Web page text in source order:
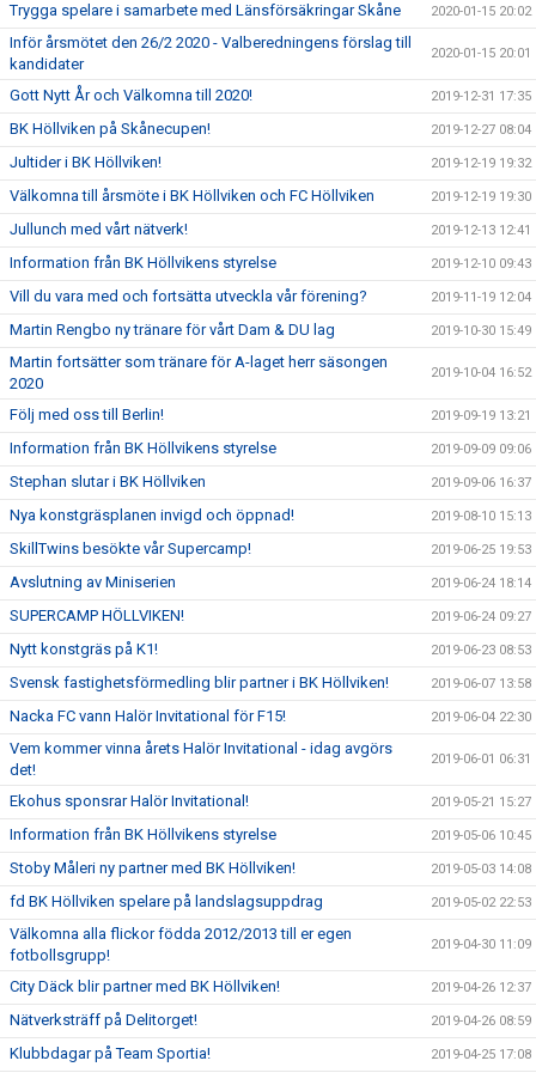
Trygga spelare i samarbete med Länsförsäkringar Skåne 2020-01-15 20:02
Inför årsmötet den 26/2 2020 - Valberedningens förslag till
kandidater
2020-01-15 20:01
Gott Nytt År och Välkomna till 2020! 2019-12-31 17:35
BK Höllviken på Skånecupen! 2019-12-27 08:04
Jultider i BK Höllviken! 2019-12-19 19:32
Välkomna till årsmöte i BK Höllviken och FC Höllviken 2019-12-19 19:30
Jullunch med vårt nätverk! 2019-12-13 12:41
Information från BK Höllvikens styrelse 2019-12-10 09:43
Vill du vara med och fortsätta utveckla vår förening? 2019-11-19 12:04
Martin Rengbo ny tränare för vårt Dam & DU lag 2019-10-30 15:49
Martin fortsätter som tränare för A-laget herr säsongen
2020
2019-10-04 16:52
Följ med oss till Berlin! 2019-09-19 13:21
Information från BK Höllvikens styrelse 2019-09-09 09:06
Stephan slutar i BK Höllviken 2019-09-06 16:37
Nya konstgräsplanen invigd och öppnad! 2019-08-10 15:13
SkillTwins besökte vår Supercamp! 2019-06-25 19:53
Avslutning av Miniserien 2019-06-24 18:14
SUPERCAMP HÖLLVIKEN! 2019-06-24 09:27
Nytt konstgräs på K1! 2019-06-23 08:53
Svensk fastighetsförmedling blir partner i BK Höllviken! 2019-06-07 13:58
Nacka FC vann Halör Invitational för F15! 2019-06-04 22:30
Vem kommer vinna årets Halör Invitational - idag avgörs
det!
2019-06-01 06:31
Ekohus sponsrar Halör Invitational! 2019-05-21 15:27
Information från BK Höllvikens styrelse 2019-05-06 10:45
Stoby Måleri ny partner med BK Höllviken! 2019-05-03 14:08
fd BK Höllviken spelare på landslagsuppdrag 2019-05-02 22:53
Välkomna alla flickor födda 2012/2013 till er egen
fotbollsgrupp!
2019-04-30 11:09
City Däck blir partner med BK Höllviken! 2019-04-26 12:37
Nätverksträff på Delitorget! 2019-04-26 08:59
Klubbdagar på Team Sportia! 2019-04-25 17:08